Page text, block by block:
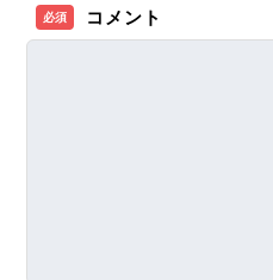
必須 コメント